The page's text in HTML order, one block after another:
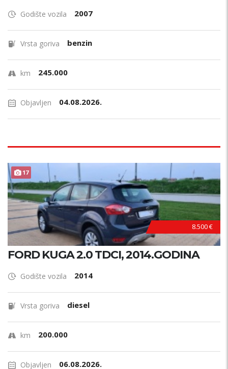
Godište vozila 2007
Vrsta goriva benzin
km 245.000
Objavljen 04.08.2026.
17
8.500 €
FORD KUGA 2.0 TDCI, 2014.GODINA
Godište vozila 2014
Vrsta goriva diesel
km 200.000
Objavljen 06.08.2026.